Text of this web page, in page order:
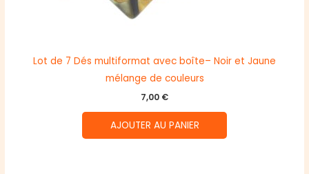
Lot de 7 Dés multiformat avec boîte– Noir et Jaune
mélange de couleurs
7,00 €
AJOUTER AU PANIER